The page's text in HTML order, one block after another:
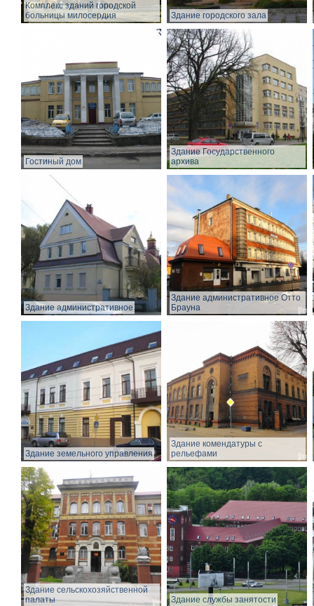
Комплекс зданий городской
больницы милосердия
Здание городского зала
Гостиный дом
Здание Государственного
архива
Здание административное
Здание административное Отто
Брауна
Здание земельного управления
Здание комендатуры с
рельефами
Здание сельскохозяйственной
палаты
Здание службы занятости